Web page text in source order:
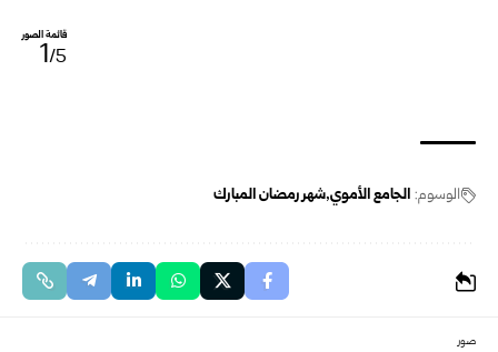
قائمة الصور
1/5
الوسوم: الجامع الأموي شهر رمضان المبارك
صور